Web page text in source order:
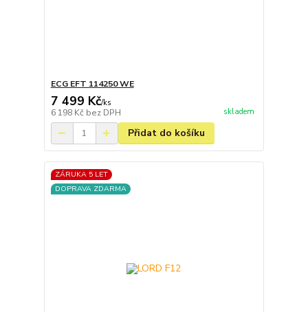
ECG EFT 114250 WE
7 499 Kč/ks
6 198 Kč bez DPH skladem
Přidat do košíku
ZÁRUKA 5 LET
DOPRAVA ZDARMA